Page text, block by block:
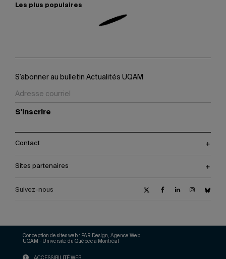
Les plus populaires
S’abonner au bulletin Actualités UQAM
S'inscrire
Contact
Sites partenaires
Suivez-nous
UQAM - Université du Québec à Montréal
Conception de sites web : PAR Design, Agence Web
ACCESSIBILITÉ WEB